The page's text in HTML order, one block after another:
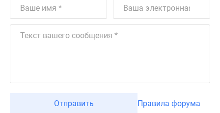
Отправить Правила форума